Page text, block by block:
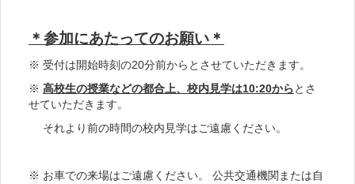
＊参加にあたってのお願い＊
※ 受付は開始時刻の20分前からとさせていただきます。
※ 高校生の授業などの都合上、校内見学は10:20からとさ
せていただきます。
それより前の時間の校内見学はご遠慮ください。
※ お車での来場はご遠慮ください。 公共交通機関または自